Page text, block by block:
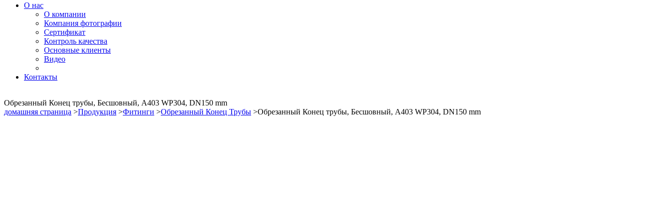
О нас
О компании
Компания фотографии
Сертификат
Контроль качества
Основные клиенты
Видео
Контакты
Обрезанный Конец трубы, Бесшовный, A403 WP304, DN150 mm
домашняя страница >Продукция >Фитинги >Обрезанный Конец Трубы >Обрезанный Конец трубы, Бесшовный, A403 WP304, DN150 mm